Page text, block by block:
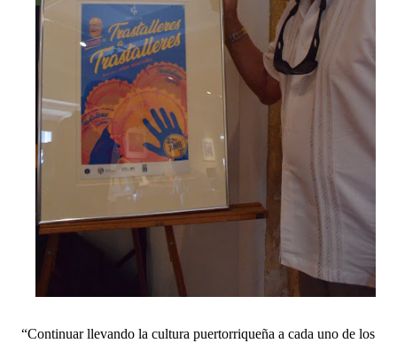
“Continuar llevando la cultura puertorriqueña a cada uno de los